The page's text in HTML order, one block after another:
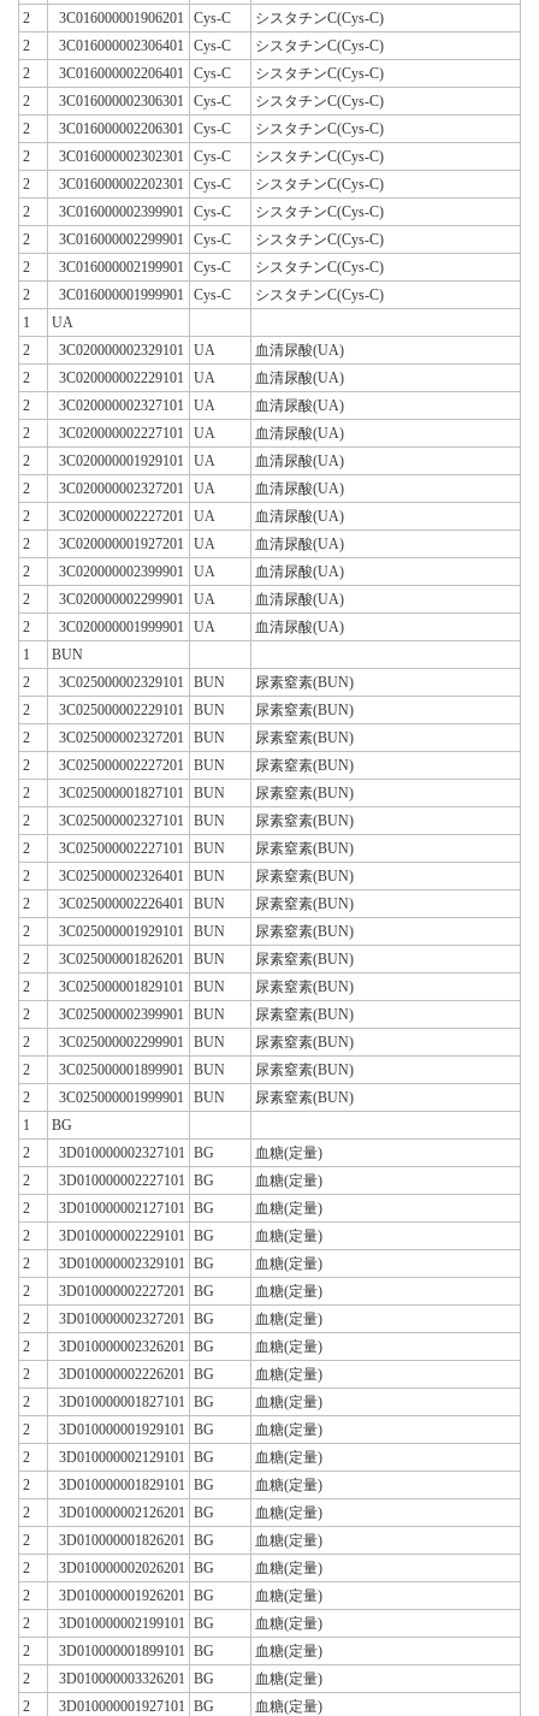
2
3C016000001906201 Cys-C
シスタチンC(Cys-C)
2
3C016000002306401 Cys-C
シスタチンC(Cys-C)
2
3C016000002206401 Cys-C
シスタチンC(Cys-C)
2
3C016000002306301 Cys-C
シスタチンC(Cys-C)
2
3C016000002206301 Cys-C
シスタチンC(Cys-C)
2
3C016000002302301 Cys-C
シスタチンC(Cys-C)
2
3C016000002202301 Cys-C
シスタチンC(Cys-C)
2
3C016000002399901 Cys-C
シスタチンC(Cys-C)
2
3C016000002299901 Cys-C
シスタチンC(Cys-C)
2
3C016000002199901 Cys-C
シスタチンC(Cys-C)
2
3C016000001999901 Cys-C
シスタチンC(Cys-C)
1
UA
2
3C020000002329101 UA
血清尿酸(UA)
2
3C020000002229101 UA
血清尿酸(UA)
2
3C020000002327101 UA
血清尿酸(UA)
2
3C020000002227101 UA
血清尿酸(UA)
2
3C020000001929101 UA
血清尿酸(UA)
2
3C020000002327201 UA
血清尿酸(UA)
2
3C020000002227201 UA
血清尿酸(UA)
2
3C020000001927201 UA
血清尿酸(UA)
2
3C020000002399901 UA
血清尿酸(UA)
2
3C020000002299901 UA
血清尿酸(UA)
2
3C020000001999901 UA
血清尿酸(UA)
1
BUN
2
3C025000002329101 BUN
尿素窒素(BUN)
2
3C025000002229101 BUN
尿素窒素(BUN)
2
3C025000002327201 BUN
尿素窒素(BUN)
2
3C025000002227201 BUN
尿素窒素(BUN)
2
3C025000001827101 BUN
尿素窒素(BUN)
2
3C025000002327101 BUN
尿素窒素(BUN)
2
3C025000002227101 BUN
尿素窒素(BUN)
2
3C025000002326401 BUN
尿素窒素(BUN)
2
3C025000002226401 BUN
尿素窒素(BUN)
2
3C025000001929101 BUN
尿素窒素(BUN)
2
3C025000001826201 BUN
尿素窒素(BUN)
2
3C025000001829101 BUN
尿素窒素(BUN)
2
3C025000002399901 BUN
尿素窒素(BUN)
2
3C025000002299901 BUN
尿素窒素(BUN)
2
3C025000001899901 BUN
尿素窒素(BUN)
2
3C025000001999901 BUN
尿素窒素(BUN)
1
BG
2
3D010000002327101 BG
血糖(定量)
2
3D010000002227101 BG
血糖(定量)
2
3D010000002127101 BG
血糖(定量)
2
3D010000002229101 BG
血糖(定量)
2
3D010000002329101 BG
血糖(定量)
2
3D010000002227201 BG
血糖(定量)
2
3D010000002327201 BG
血糖(定量)
2
3D010000002326201 BG
血糖(定量)
2
3D010000002226201 BG
血糖(定量)
2
3D010000001827101 BG
血糖(定量)
2
3D010000001929101 BG
血糖(定量)
2
3D010000002129101 BG
血糖(定量)
2
3D010000001829101 BG
血糖(定量)
2
3D010000002126201 BG
血糖(定量)
2
3D010000001826201 BG
血糖(定量)
2
3D010000002026201 BG
血糖(定量)
2
3D010000001926201 BG
血糖(定量)
2
3D010000002199101 BG
血糖(定量)
2
3D010000001899101 BG
血糖(定量)
2
3D010000003326201 BG
血糖(定量)
2
3D010000001927101 BG 血糖(定量)